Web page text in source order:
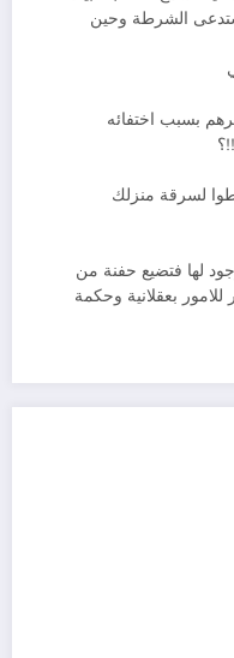
الشرطة وحين
لسرقة منزلك
لها فتضيع حفنة من
بعقلانية وحكمة